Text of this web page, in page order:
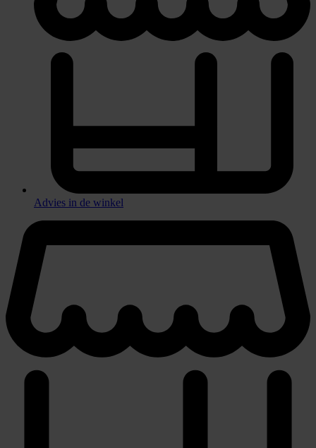
Advies in de winkel